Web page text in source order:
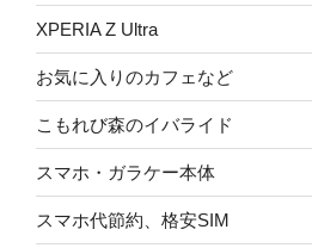
XPERIA Z Ultra
お気に入りのカフェなど
こもれび森のイバライド
スマホ・ガラケー本体
スマホ代節約、格安SIM